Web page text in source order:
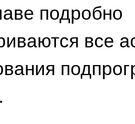
подробно
все